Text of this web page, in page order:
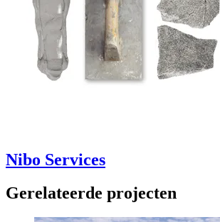
Nibo Services
Gerelateerde projecten